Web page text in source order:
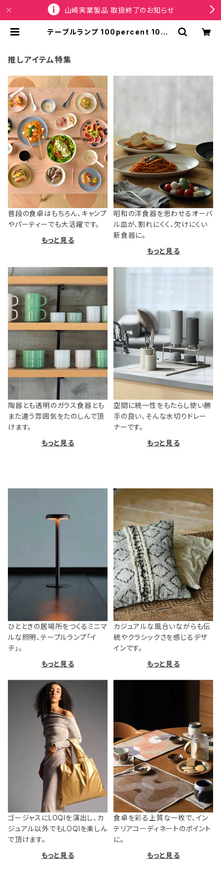
山崎実業製品 取扱終了のお知らせ
テーブルランプ 100percent 100%
ース ブラック | SPORTUS
推しアイテム特集
普段の食卓はもちろん、キャンプ
やパーティーでも大活躍です。
もっと見る
昭和の洋食器を思わせるオーバ
ル皿が、割れにくく、欠けにくい
新食器に。
もっと見る
陶器とも透明のガラス食器とも
また違う雰囲気をたのしんで頂
けます。
もっと見る
空間に統一性をもたらし使い勝
手の良い、そんな水切りドレー
ナーです。
もっと見る
ひとときの居場所をつくるミニマ
ルな照明、テーブルランプ「イ
チ」。
もっと見る
カジュアルな風合いながらも伝
統やクラシックさを感じるデザ
インです。
もっと見る
ゴージャスにLOQIを演出し、カ
ジュアル以外でもLOQIを楽しん
で頂けます。
もっと見る
食卓を彩る上質な一枚で、イン
テリアコーディネートのポイント
に。
もっと見る